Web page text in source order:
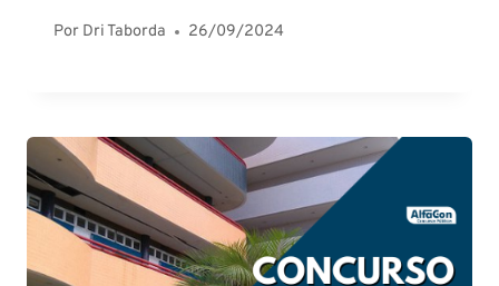
Por Dri Taborda 26/09/2024